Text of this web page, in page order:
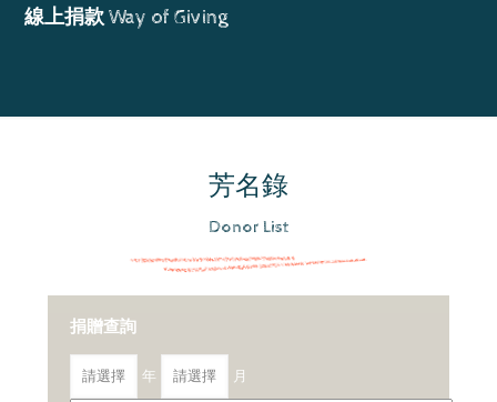
線上捐款 Way of Giving
芳名錄
Donor List
捐贈查詢
年 月